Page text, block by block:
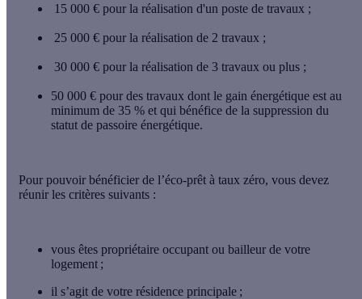
15 000 € pour la réalisation d'un poste de travaux ;
25 000 € pour la réalisation de 2 travaux ;
30 000 € pour la réalisation de 3 travaux ou plus ;
50 000 € pour des travaux dont le gain énergétique est au
minimum de 35 % et qui bénéfice de la suppression du
statut de passoire énergétique.
Pour pouvoir bénéficier de l’éco-prêt à taux zéro, vous devez
réunir les critères suivants :
vous êtes propriétaire occupant ou bailleur de votre
logement ;
il s’agit de votre résidence principale ;